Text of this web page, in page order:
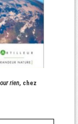
rien, chez